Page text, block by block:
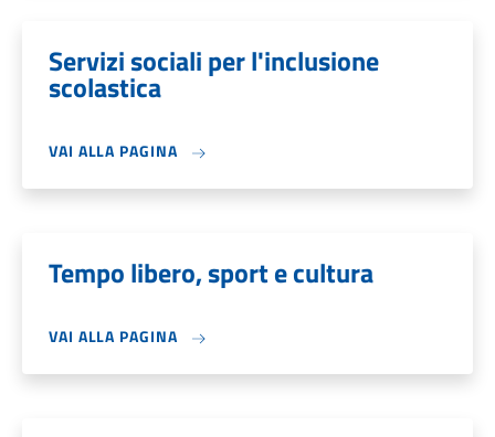
Servizi sociali per l'inclusione
scolastica
VAI ALLA PAGINA
Tempo libero, sport e cultura
VAI ALLA PAGINA